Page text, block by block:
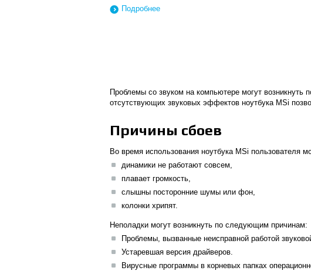
Подробнее
Проблемы со звуком на компьютере могут возникнуть
отсутствующих звуковых эффектов ноутбука MSi
Причины сбоев
Во время использования ноутбука MSi пользователя
динамики не работают совсем,
плавает громкость,
слышны посторонние шумы или фон,
колонки хрипят.
Неполадки могут возникнуть по следующим причинам:
Проблемы, вызванные неисправной работой
Устаревшая версия драйверов.
Вирусные программы в корневых папках